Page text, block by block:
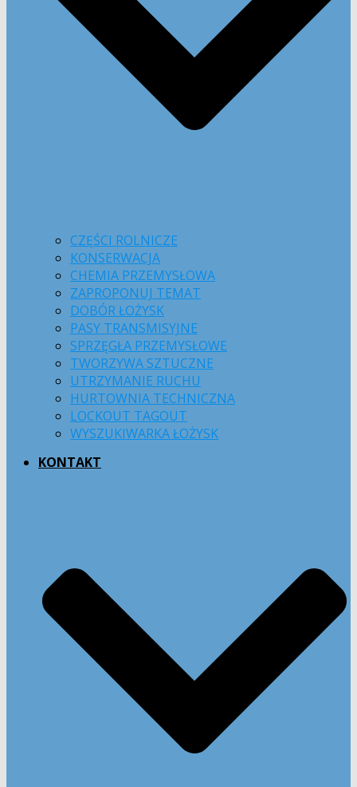
CZĘŚCI ROLNICZE
KONSERWACJA
CHEMIA PRZEMYSŁOWA
ZAPROPONUJ TEMAT
DOBÓR ŁOŻYSK
PASY TRANSMISYJNE
SPRZĘGŁA PRZEMYSŁOWE
TWORZYWA SZTUCZNE
UTRZYMANIE RUCHU
HURTOWNIA TECHNICZNA
LOCKOUT TAGOUT
WYSZUKIWARKA ŁOŻYSK
KONTAKT